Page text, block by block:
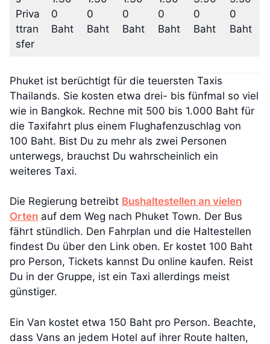
Priva
ttran
sfer
0
Baht
0
Baht
0
Baht
0
Baht
0
Baht
0
Baht
Phuket ist berüchtigt für die teuersten Taxis
Thailands. Sie kosten etwa drei- bis fünfmal so viel
wie in Bangkok. Rechne mit 500 bis 1.000 Baht für
die Taxifahrt plus einem Flughafenzuschlag von
100 Baht. Bist Du zu mehr als zwei Personen
unterwegs, brauchst Du wahrscheinlich ein
weiteres Taxi.
Die Regierung betreibt Bushaltestellen an vielen
Orten auf dem Weg nach Phuket Town. Der Bus
fährt stündlich. Den Fahrplan und die Haltestellen
findest Du über den Link oben. Er kostet 100 Baht
pro Person, Tickets kannst Du online kaufen. Reist
Du in der Gruppe, ist ein Taxi allerdings meist
günstiger.
Ein Van kostet etwa 150 Baht pro Person. Beachte,
dass Vans an jedem Hotel auf ihrer Route halten,